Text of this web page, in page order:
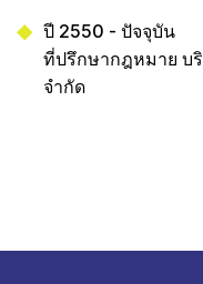
ปี 2550 - ปัจจุบัน
ที่ปรึกษากฎหมาย บ
จำกัด